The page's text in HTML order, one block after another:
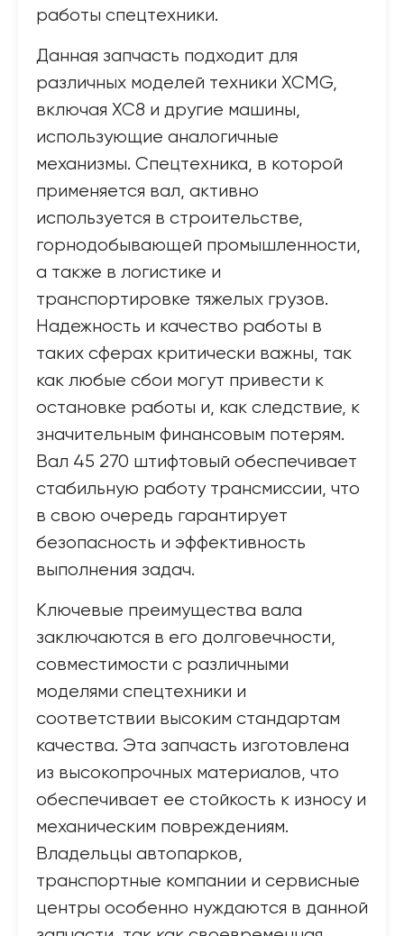
работы спецтехники.
Данная запчасть подходит для
различных моделей техники XCMG,
включая ХС8 и другие машины,
использующие аналогичные
механизмы. Спецтехника, в которой
применяется вал, активно
используется в строительстве,
горнодобывающей промышленности,
а также в логистике и
транспортировке тяжелых грузов.
Надежность и качество работы в
таких сферах критически важны, так
как любые сбои могут привести к
остановке работы и, как следствие, к
значительным финансовым потерям.
Вал 45 270 штифтовый обеспечивает
стабильную работу трансмиссии, что
в свою очередь гарантирует
безопасность и эффективность
выполнения задач.
Ключевые преимущества вала
заключаются в его долговечности,
совместимости с различными
моделями спецтехники и
соответствии высоким стандартам
качества. Эта запчасть изготовлена
из высокопрочных материалов, что
обеспечивает ее стойкость к износу и
механическим повреждениям.
Владельцы автопарков,
транспортные компании и сервисные
центры особенно нуждаются в данной